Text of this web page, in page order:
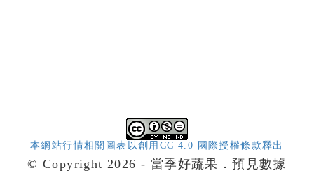
本網站行情相關圖表以創用CC 4.0 國際授權條款釋出
© Copyright 2026 - 當季好蔬果．預見數據